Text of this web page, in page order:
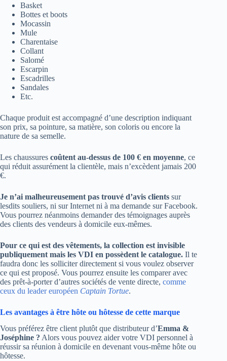
Basket
Bottes et boots
Mocassin
Mule
Charentaise
Collant
Salomé
Escarpin
Escadrilles
Sandales
Etc.
Chaque produit est accompagné d’une description indiquant
son prix, sa pointure, sa matière, son coloris ou encore la
nature de sa semelle.
Les chaussures coûtent au-dessus de 100 € en moyenne, ce
qui réduit assurément la clientèle, mais n’excèdent jamais 200
€.
Je n’ai malheureusement pas trouvé d’avis clients sur
lesdits souliers, ni sur Internet ni à ma demande sur Facebook.
Vous pourrez néanmoins demander des témoignages auprès
des clients des vendeurs à domicile eux-mêmes.
Pour ce qui est des vêtements, la collection est invisible
publiquement mais les VDI en possèdent le catalogue. Il te
faudra donc les solliciter directement si vous voulez observer
ce qui est proposé. Vous pourrez ensuite les comparer avec
des prêt-à-porter d’autres sociétés de vente directe, comme
ceux du leader européen Captain Tortue.
Les avantages à être hôte ou hôtesse de cette marque
Vous préférez être client plutôt que distributeur d’Emma &
Joséphine ? Alors vous pouvez aider votre VDI personnel à
réussir sa réunion à domicile en devenant vous-même hôte ou
hôtesse.